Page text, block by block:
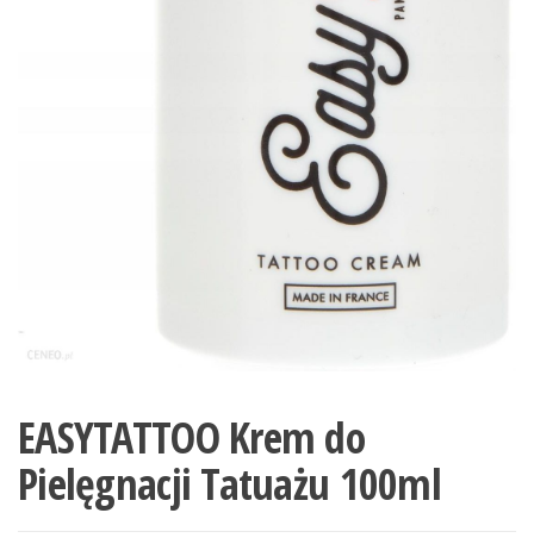
EASYTATTOO Krem do
Pielęgnacji Tatuażu 100ml